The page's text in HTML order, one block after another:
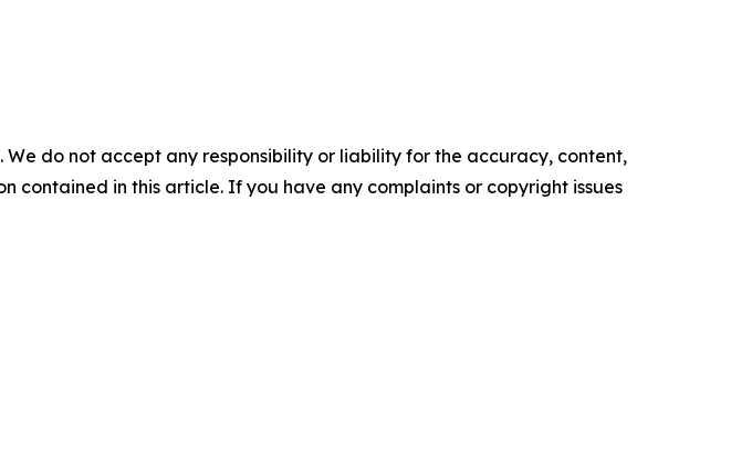
do not accept any responsibility or liability for the accuracy, content,
contained in this article. If you have any complaints or copyright issues